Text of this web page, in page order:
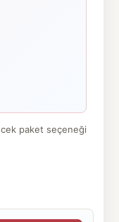
paket seçeneği